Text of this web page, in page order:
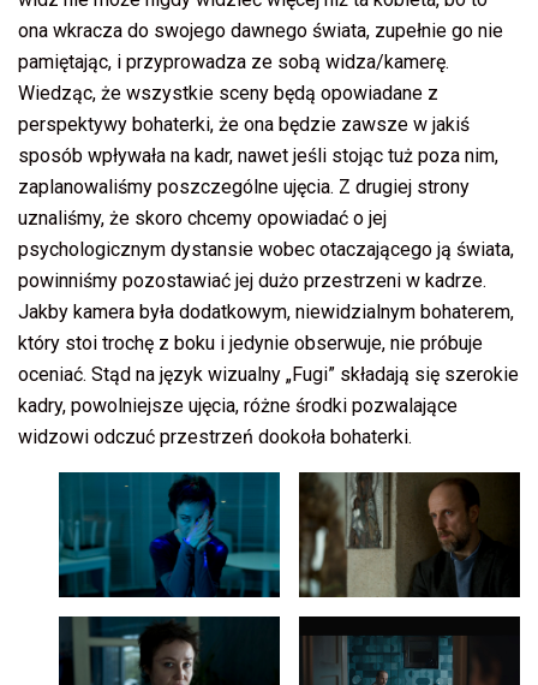
ona wkracza do swojego dawnego świata, zupełnie go nie
pamiętając, i przyprowadza ze sobą widza/kamerę.
Wiedząc, że wszystkie sceny będą opowiadane z
perspektywy bohaterki, że ona będzie zawsze w jakiś
sposób wpływała na kadr, nawet jeśli stojąc tuż poza nim,
zaplanowaliśmy poszczególne ujęcia. Z drugiej strony
uznaliśmy, że skoro chcemy opowiadać o jej
psychologicznym dystansie wobec otaczającego ją świata,
powinniśmy pozostawiać jej dużo przestrzeni w kadrze.
Jakby kamera była dodatkowym, niewidzialnym bohaterem,
który stoi trochę z boku i jedynie obserwuje, nie próbuje
oceniać. Stąd na język wizualny „Fugi” składają się szerokie
kadry, powolniejsze ujęcia, różne środki pozwalające
widzowi odczuć przestrzeń dookoła bohaterki.